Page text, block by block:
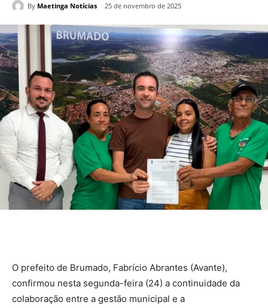
By Maetinga Notícias 25 de novembro de 2025
O prefeito de Brumado, Fabrício Abrantes (Avante),
confirmou nesta segunda-feira (24) a continuidade da
colaboração entre a gestão municipal e a